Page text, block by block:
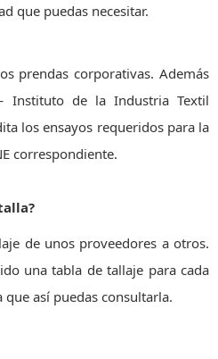
que puedas necesitar.
prendas corporativas. Además
Instituto de la Industria Textil
los ensayos requeridos para la
correspondiente.
de unos proveedores a otros.
una tabla de tallaje para cada
así puedas consultarla.